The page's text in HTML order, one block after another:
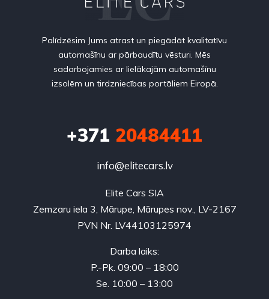
Palīdzēsim Jums atrast un piegādāt kvalitatīvu
automašīnu ar pārbaudītu vēsturi. Mēs
sadarbojamies ar lielākajām automašīnu
izsolēm un tirdzniecības portāliem Eiropā.
+371 20484411
info@elitecars.lv
Elite Cars SIA
Zemzaru iela 3, Mārupe, Mārupes nov., LV-2167
PVN Nr. LV44103125974
Darba laiks:
P.-Pk. 09:00 – 18:00
Se. 10:00 – 13:00